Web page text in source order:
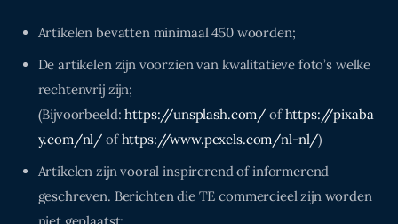
Artikelen bevatten minimaal 450 woorden;
De artikelen zijn voorzien van kwalitatieve foto’s welke
rechtenvrij zijn;
(Bijvoorbeeld:https://unsplash.com/ ofhttps://pixaba
y.com/nl/ ofhttps://www.pexels.com/nl-nl/)
Artikelen zijn vooral inspirerend of informerend
geschreven. Berichten die TE commercieel zijn worden